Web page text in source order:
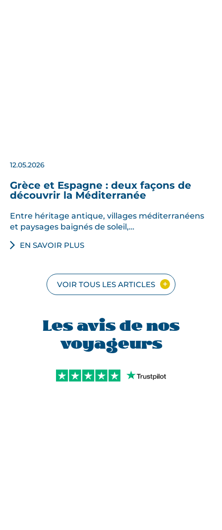
12.05.2026
Grèce et Espagne : deux façons de
découvrir la Méditerranée
Entre héritage antique, villages méditerranéens
et paysages baignés de soleil,…
EN SAVOIR PLUS
VOIR TOUS LES ARTICLES
Les avis de nos
voyageurs